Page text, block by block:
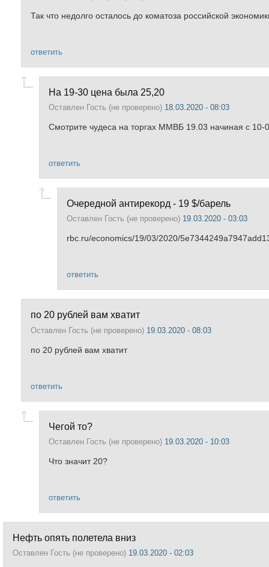
Так что недолго осталось до коматоза российской
ответить
На 19-30 цена была 25,20
Оставлен Гость (не проверено) 18.03.2020 - 08:03
Смотрите чудеса на торгах ММВБ 19.03 начиная с 10-
ответить
Очередной антирекорд - 19 $/барель
Оставлен Гость (не проверено) 19.03.2020 - 03:03
rbc.ru/economics/19/03/2020/
ответить
по 20 рублей вам хватит
Оставлен Гость (не проверено) 19.03.2020 - 08:03
по 20 рублей вам хватит
ответить
Чегой то?
Оставлен Гость (не проверено) 19.03.2020 - 10:03
Что значит 20?
ответить
Нефть опять полетела вниз
Оставлен Гость (не проверено) 19.03.2020 - 02:03